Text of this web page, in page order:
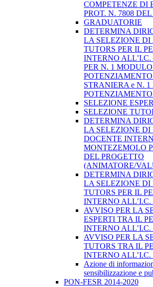
COMPETENZE DI
PROT. N. 7808 DEL
GRADUATORIE
DETERMINA
LA SELEZIONE DI
TUTORS PER IL
INTERNO
PER N. 1
STRANIERA e N.
SELEZIONE
SELEZIONE
DETERMINA
LA SELEZIONE DI
DOCENTE
MONTEZEMOLO
DEL PROGETTO
(ANIMATORE/
DETERMINA
LA SELEZIONE DI
TUTORS PER IL
INTERNO
AVVISO PER LA
ESPERTI TRA IL
INTERNO
AVVISO PER LA
TUTORS TRA IL
INTERNO
Azione di
sensibilizzazione e
PON-FESR 2014-2020